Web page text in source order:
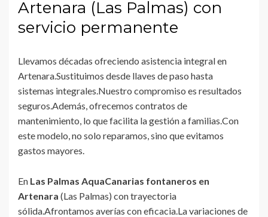
Artenara (Las Palmas) con
servicio permanente
Llevamos décadas ofreciendo asistencia integral en
Artenara.Sustituimos desde llaves de paso hasta
sistemas integrales.Nuestro compromiso es resultados
seguros.Además, ofrecemos contratos de
mantenimiento, lo que facilita la gestión a familias.Con
este modelo, no solo reparamos, sino que evitamos
gastos mayores.
En Las Palmas AquaCanarias fontaneros en
Artenara (Las Palmas) con trayectoria
sólida.Afrontamos averías con eficacia.La variaciones de